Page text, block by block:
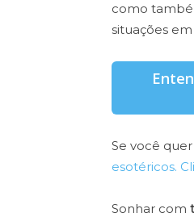
como
situações em
Se você
esotéricos.
Sonhar com